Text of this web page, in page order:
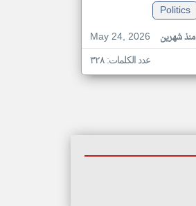
Politics
May 24, 2026
منذ شهرين
عدد الكلمات: ٣٢٨